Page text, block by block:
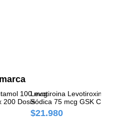
100 mcg
200 Dosis
Levotiroina Levotiroxina
Sódica 75 mcg GSK Caja
50 Comprimidos
$21.980